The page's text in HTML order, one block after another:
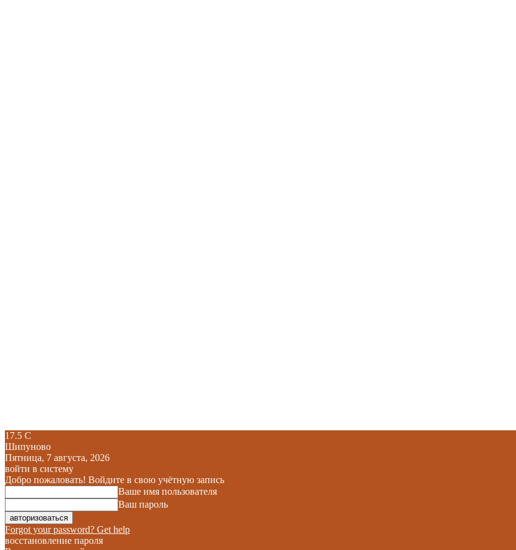
17.5 C
Шипуново
Пятница, 7 августа, 2026
войти в систему
Добро пожаловать! Войдите в свою учётную запись
Ваше имя пользователя
Ваш пароль
Forgot your password? Get help
восстановление пароля